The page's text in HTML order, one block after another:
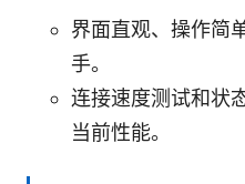
界面直观、操作简
手。
连接速度测试和状
当前性能。